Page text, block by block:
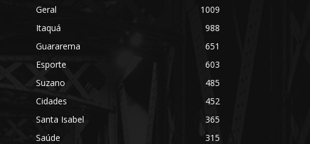
Geral
1009
Itaquá
988
Guararema
651
Esporte
603
Suzano
485
Cidades
452
Santa Isabel
365
Saúde
315